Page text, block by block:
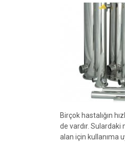
Birçok hastalığın
de vardır.
alan için kullanıma